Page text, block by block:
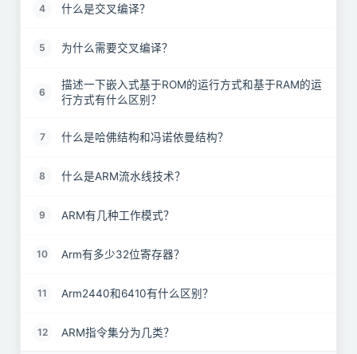
4 什么是交叉编译？
5 为什么需要交叉编译？
6
描述一下嵌入式基于ROM的运行方式和基于RAM的运
行方式有什么区别？
7 什么是哈佛结构和冯诺依曼结构？
8 什么是ARM流水线技术？
9 ARM有几种工作模式？
10 Arm有多少32位寄存器？
11 Arm2440和6410有什么区别？
12 ARM指令集分为几类？